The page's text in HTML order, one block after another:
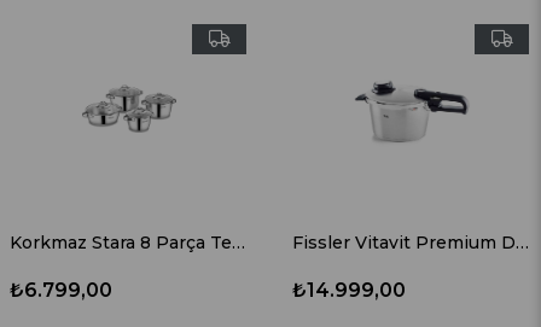
Korkmaz Stara 8 Parça Tencere Seti A1969
₺6.799,00
Fissler Vitavit Premium Düdüklü Tencere 4,5 Lt
₺14.999,00